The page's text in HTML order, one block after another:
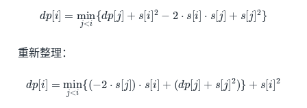
dp min j < { d [ +s[i −2 [i] j ]+ s 2}
重新整理：
dp minj < {( 2⋅ s[ s[ + (dp [ j] + ] 2)}+ [ 2